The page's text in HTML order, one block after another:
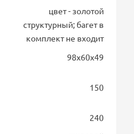
цвет - золотой
структурный; багет в
комплект не входит
98х60х49
150
240